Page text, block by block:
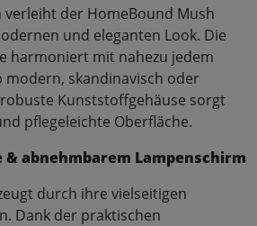
verleiht der HomeBound Mush
und eleganten Look. Die
harmoniert mit nahezu jedem
modern, skandinavisch oder
Kunststoffgehäuse sorgt
pflegeleichte Oberfläche.
& abnehmbarem Lampenschirm
durch ihre vielseitigen
Dank der praktischen